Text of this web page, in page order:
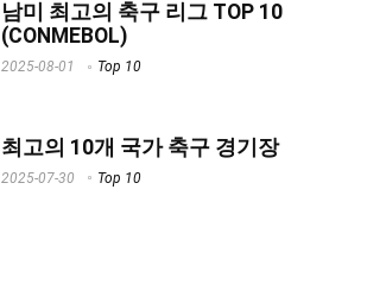
남미 최고의 축구 리그 TOP 10
(CONMEBOL)
2025-08-01 Top 10
최고의 10개 국가 축구 경기장
2025-07-30 Top 10